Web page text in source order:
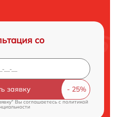
со
заявку
Вы соглашаетесь cполитикой